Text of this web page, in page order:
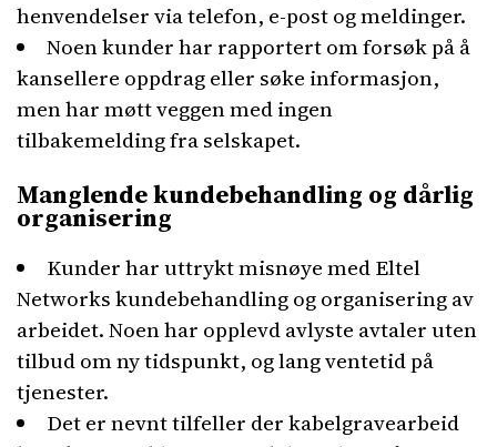
henvendelser via telefon, e-post og meldinger.
Noen kunder har rapportert om forsøk på å
kansellere oppdrag eller søke informasjon,
men har møtt veggen med ingen
tilbakemelding fra selskapet.
Manglende kundebehandling og dårlig
organisering
Kunder har uttrykt misnøye med Eltel
Networks kundebehandling og organisering av
arbeidet. Noen har opplevd avlyste avtaler uten
tilbud om ny tidspunkt, og lang ventetid på
tjenester.
Det er nevnt tilfeller der kabelgravearbeid